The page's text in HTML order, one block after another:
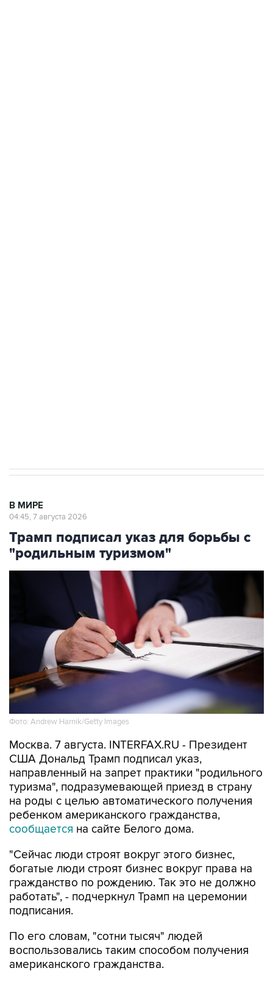
В МИРЕ
04:45, 7 августа 2026
Трамп подписал указ для борьбы с
"родильным туризмом"
Фото: Andrew Harnik/Getty Images
Москва. 7 августа. INTERFAX.RU - Президент
США Дональд Трамп подписал указ,
направленный на запрет практики "родильного
туризма", подразумевающей приезд в страну
на роды с целью автоматического получения
ребенком американского гражданства,
сообщается на сайте Белого дома.
"Сейчас люди строят вокруг этого бизнес,
богатые люди строят бизнес вокруг права на
гражданство по рождению. Так это не должно
работать", - подчеркнул Трамп на церемонии
подписания.
По его словам, "сотни тысяч" людей
воспользовались таким способом получения
американского гражданства.